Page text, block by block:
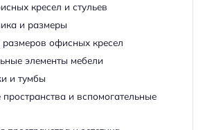
кресел и стульев
и размеры
размеров офисных кресел
элементы мебели
и тумбы
и вспомогательные